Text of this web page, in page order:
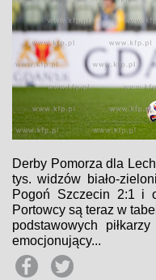
Derby Pomorza dla
tys. widzów biało-
Pogoń Szczecin 2:1 i
Portowcy są teraz w
podstawowych
emocjonujący...